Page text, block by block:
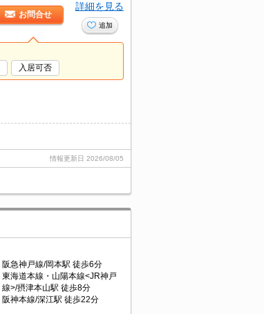
お問合せ
詳細を見る
追加
入居可否
情報更新日 2026/08/05
阪急神戸線/岡本駅 徒歩6分
東海道本線・山陽本線<JR神戸
線>/摂津本山駅 徒歩8分
阪神本線/深江駅 徒歩22分